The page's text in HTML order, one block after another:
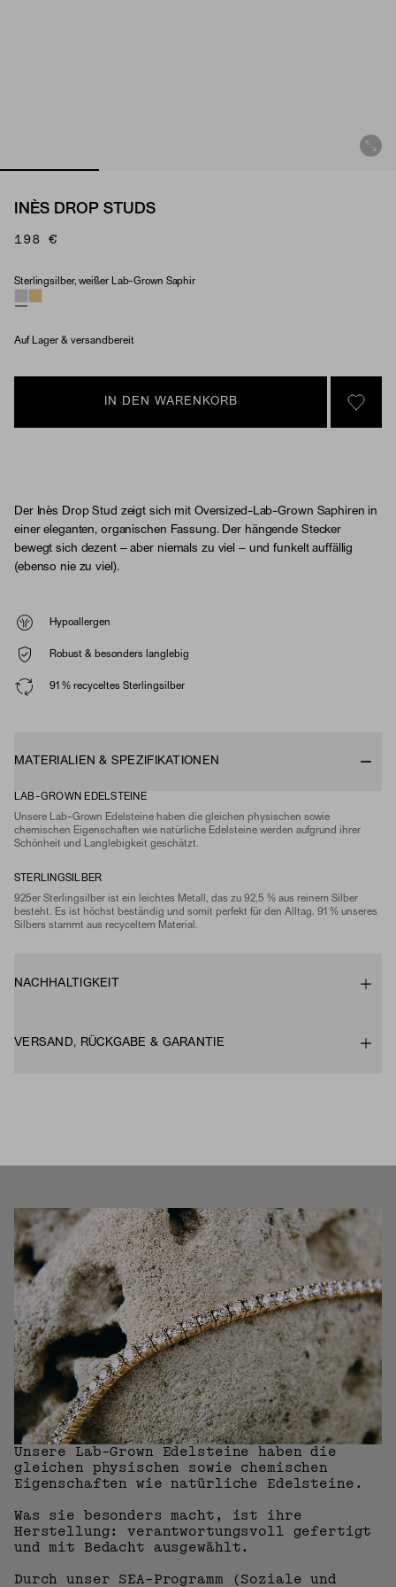
INÈS DROP STUDS
198 €
Material & Stone Options
Sterlingsilber, weißer Lab-Grown Saphir
Auf Lager & versandbereit
IN DEN WARENKORB
SIGN
Der Inès Drop Stud zeigt sich mit Oversized-Lab-Grown Saphiren in
einer eleganten, organischen Fassung. Der hängende Stecker
bewegt sich dezent – aber niemals zu viel – und funkelt auffällig
(ebenso nie zu viel).
Hypoallergen
Robust & besonders langlebig
91 % recyceltes Sterlingsilber
MATERIALIEN & SPEZIFIKATIONEN
LAB-GROWN EDELSTEINE
Unsere Lab-Grown Edelsteine ​​haben die gleichen physischen sowie
chemischen Eigenschaften wie natürliche Edelsteine werden aufgrund ihrer
Schönheit und Langlebigkeit geschätzt.
STERLINGSILBER
925er Sterlingsilber ist ein leichtes Metall, das zu 92,5 % aus reinem Silber
besteht. Es ist höchst beständig und somit perfekt für den Alltag. 91 % unseres
Silbers stammt aus recyceltem Material.
NACHHALTIGKEIT
VERSAND, RÜCKGABE & GARANTIE
Unsere Lab-Grown Edelsteine ​​haben die
gleichen physischen sowie chemischen
Eigenschaften wie natürliche Edelsteine.
Was sie besonders macht, ist ihre
Herstellung: verantwortungsvoll gefertigt
und mit Bedacht ausgewählt.
Durch unser SEA-Programm (Soziale und